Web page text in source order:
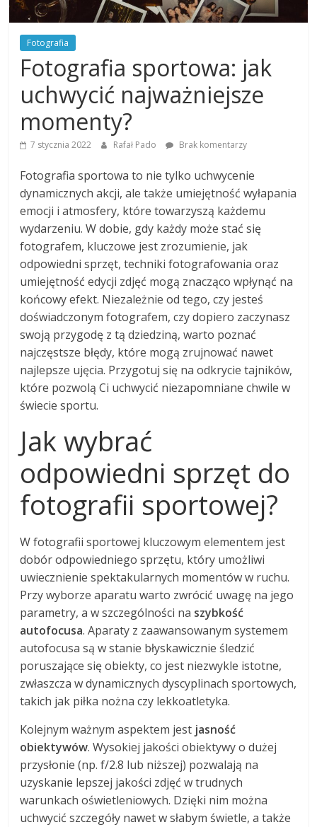
Fotografia
Fotografia sportowa: jak
uchwycić najważniejsze
momenty?
7 stycznia 2022 Rafał Pado Brak komentarzy
Fotografia sportowa to nie tylko uchwycenie
dynamicznych akcji, ale także umiejętność wyłapania
emocji i atmosfery, które towarzyszą każdemu
wydarzeniu. W dobie, gdy każdy może stać się
fotografem, kluczowe jest zrozumienie, jak
odpowiedni sprzęt, techniki fotografowania oraz
umiejętność edycji zdjęć mogą znacząco wpłynąć na
końcowy efekt. Niezależnie od tego, czy jesteś
doświadczonym fotografem, czy dopiero zaczynasz
swoją przygodę z tą dziedziną, warto poznać
najczęstsze błędy, które mogą zrujnować nawet
najlepsze ujęcia. Przygotuj się na odkrycie tajników,
które pozwolą Ci uchwycić niezapomniane chwile w
świecie sportu.
Jak wybrać
odpowiedni sprzęt do
fotografii sportowej?
W fotografii sportowej kluczowym elementem jest
dobór odpowiedniego sprzętu, który umożliwi
uwiecznienie spektakularnych momentów w ruchu.
Przy wyborze aparatu warto zwrócić uwagę na jego
parametry, a w szczególności na szybkość
autofocusa. Aparaty z zaawansowanym systemem
autofocusa są w stanie błyskawicznie śledzić
poruszające się obiekty, co jest niezwykle istotne,
zwłaszcza w dynamicznych dyscyplinach sportowych,
takich jak piłka nożna czy lekkoatletyka.
Kolejnym ważnym aspektem jest jasność
obiektywów. Wysokiej jakości obiektywy o dużej
przysłonie (np. f/2.8 lub niższej) pozwalają na
uzyskanie lepszej jakości zdjęć w trudnych
warunkach oświetleniowych. Dzięki nim można
uchwycić szczegóły nawet w słabym świetle, a także